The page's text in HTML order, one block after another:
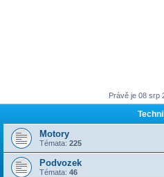
Právě je 08 srp
Motory
Témata: 225
Podvozek
Témata: 46